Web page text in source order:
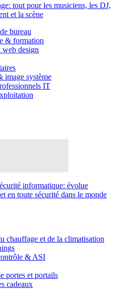
tout pour les musiciens, les DJ,
et la scène
bureau
& formation
design
image système
IT
informatique: évolue
en toute sécurité dans le monde
chauffage et de la climatisation
& ASI
portes et portails
cadeaux